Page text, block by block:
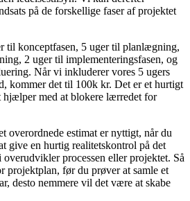
på de forskellige faser af projektet
til konceptfasen, 5 uger til planlægning,
2 uger til implementeringsfasen, og
Når vi inkluderer vores 5 ugers
kommer det til 100k kr. Det er et hurtigt
hjælper med at blokere lærredet for
overordnede estimat er nyttigt, når du
give en hurtig realitetskontrol på det
processen eller projektet. Så
projektplan, før du prøver at samle et
desto nemmere vil det være at skabe